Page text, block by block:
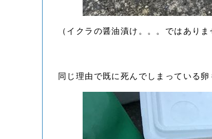
（イクラの醤油漬け。。。ではあり
同じ理由で既に死んでしまっている卵